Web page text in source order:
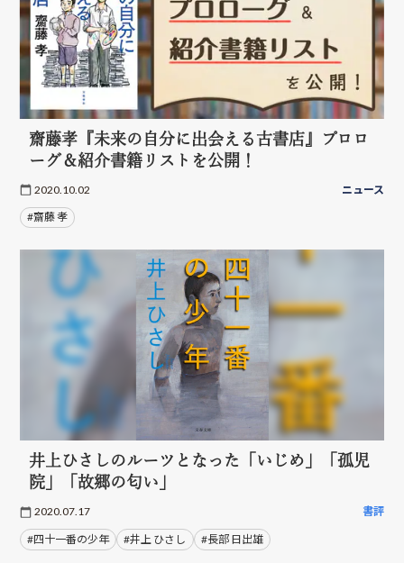
齋藤孝『未来の自分に出会える古書店』プロロ
ーグ＆紹介書籍リストを公開！
2020.10.02 ニュース
#齋藤 孝
井上ひさしのルーツとなった「いじめ」「孤児
院」「故郷の匂い」
2020.07.17 書評
#四十一番の少年 #井上 ひさし #長部 日出雄